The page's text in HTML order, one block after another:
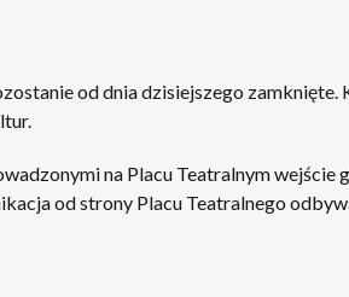
od dnia dzisiejszego
na Placu Teatralnym wejście
od strony Placu Teatralnego